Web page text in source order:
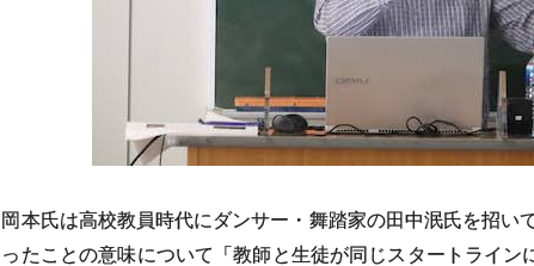
岡本氏は高校教員時代にダンサー・舞踏家の田中泯氏を招
ったことの意味について「教師と生徒が同じスタートライ